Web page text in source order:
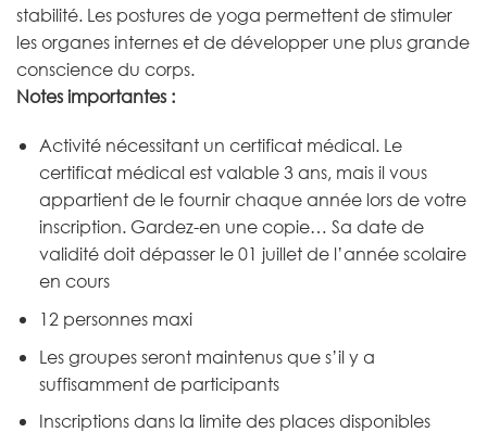
stabilité. Les postures de yoga permettent de stimuler
les organes internes et de développer une plus grande
conscience du corps.
Notes importantes :
Activité nécessitant un certificat médical. Le
certificat médical est valable 3 ans, mais il vous
appartient de le fournir chaque année lors de votre
inscription. Gardez-en une copie… Sa date de
validité doit dépasser le 01 juillet de l’année scolaire
en cours
12 personnes maxi
Les groupes seront maintenus que s’il y a
suffisamment de participants
Inscriptions dans la limite des places disponibles